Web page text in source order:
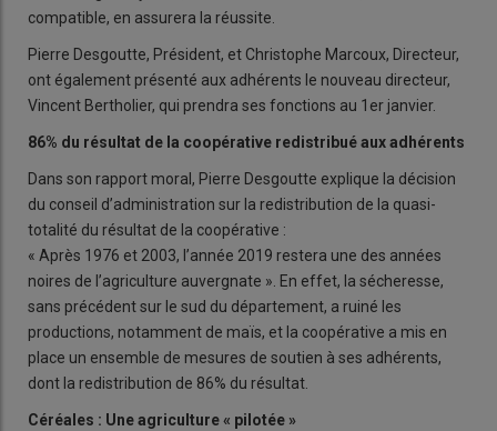
compatible, en assurera la réussite.
Pierre Desgoutte, Président, et Christophe Marcoux, Directeur,
ont également présenté aux adhérents le nouveau directeur,
Vincent Bertholier, qui prendra ses fonctions au 1er janvier.
86% du résultat de la coopérative redistribué aux adhérents
Dans son rapport moral, Pierre Desgoutte explique la décision
du conseil d’administration sur la redistribution de la quasi-
totalité du résultat de la coopérative :
« Après 1976 et 2003, l’année 2019 restera une des années
noires de l’agriculture auvergnate ». En effet, la sécheresse,
sans précédent sur le sud du département, a ruiné les
productions, notamment de maïs, et la coopérative a mis en
place un ensemble de mesures de soutien à ses adhérents,
dont la redistribution de 86% du résultat.
Céréales : Une agriculture « pilotée »